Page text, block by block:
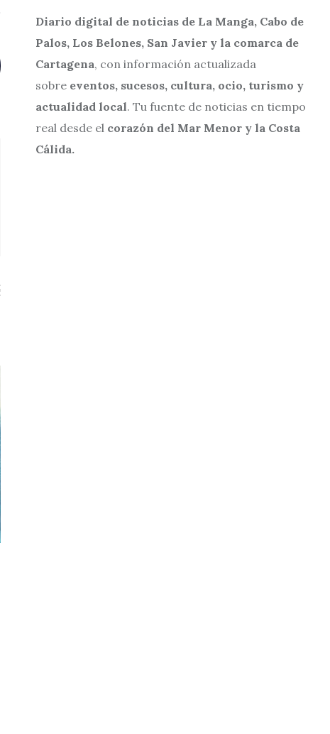
Diario digital de noticias de La Manga, Cabo de
Palos, Los Belones, San Javier y la comarca de
Cartagena, con información actualizada
sobre eventos, sucesos, cultura, ocio, turismo y
actualidad local. Tu fuente de noticias en tiempo
real desde el corazón del Mar Menor y la Costa
Cálida.